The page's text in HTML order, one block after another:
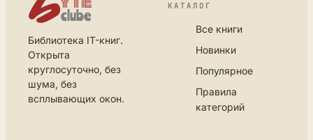
Библиотека IT-книг.
Открыта
круглосуточно, без
шума, без
всплывающих окон.
КАТАЛОГ
Все книги
Новинки
Популярное
Правила
категорий